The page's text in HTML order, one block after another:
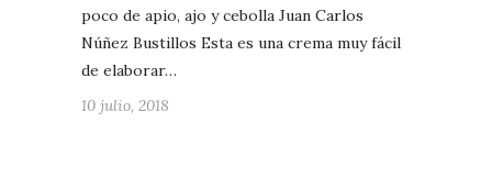
poco de apio, ajo y cebolla Juan Carlos
Núñez Bustillos Esta es una crema muy fácil
de elaborar…
10 julio, 2018